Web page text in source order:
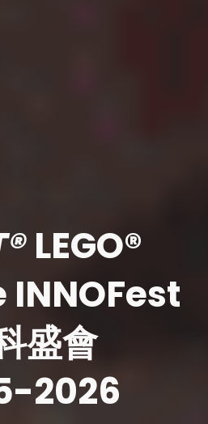
LEGO®
盛會
-2026